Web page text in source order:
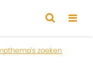
zoeken